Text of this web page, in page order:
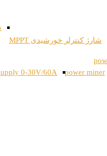
شارژ کنترلر خورشیدی MPPT
power miner
0-30V/60A